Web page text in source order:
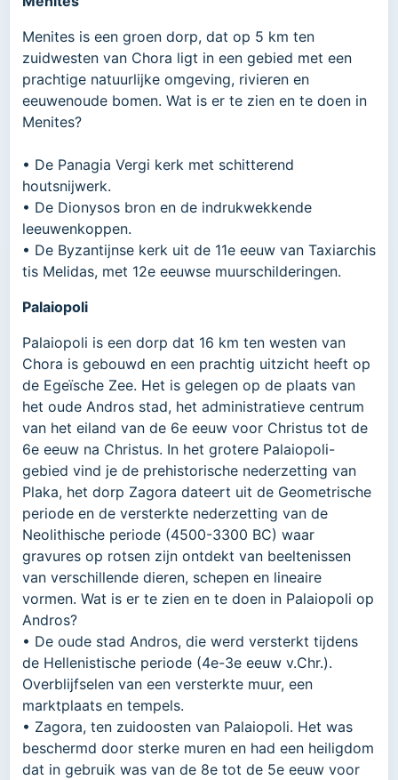
Menites is een groen dorp, dat op 5 km ten
zuidwesten van Chora ligt in een gebied met een
prachtige natuurlijke omgeving, rivieren en
eeuwenoude bomen. Wat is er te zien en te doen in
Menites?
• De Panagia Vergi kerk met schitterend
houtsnijwerk.
• De Dionysos bron en de indrukwekkende
leeuwenkoppen.
• De Byzantijnse kerk uit de 11e eeuw van Taxiarchis
tis Melidas, met 12e eeuwse muurschilderingen.
Palaiopoli
Palaiopoli is een dorp dat 16 km ten westen van
Chora is gebouwd en een prachtig uitzicht heeft op
de Egeïsche Zee. Het is gelegen op de plaats van
het oude Andros stad, het administratieve centrum
van het eiland van de 6e eeuw voor Christus tot de
6e eeuw na Christus. In het grotere Palaiopoli-
gebied vind je de prehistorische nederzetting van
Plaka, het dorp Zagora dateert uit de Geometrische
periode en de versterkte nederzetting van de
Neolithische periode (4500-3300 BC) waar
gravures op rotsen zijn ontdekt van beeltenissen
van verschillende dieren, schepen en lineaire
vormen. Wat is er te zien en te doen in Palaiopoli op
Andros?
• De oude stad Andros, die werd versterkt tijdens
de Hellenistische periode (4e-3e eeuw v.Chr.).
Overblijfselen van een versterkte muur, een
marktplaats en tempels.
• Zagora, ten zuidoosten van Palaiopoli. Het was
beschermd door sterke muren en had een heiligdom
dat in gebruik was van de 8e tot de 5e eeuw voor